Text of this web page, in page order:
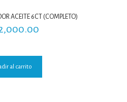
ACEITE 6CT (COMPLETO)
al carrito